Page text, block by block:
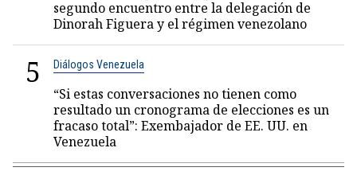
segundo encuentro entre la delegación de
Dinorah Figuera y el régimen venezolano
5 Diálogos Venezuela
“Si estas conversaciones no tienen como
resultado un cronograma de elecciones es un
fracaso total”: Exembajador de EE. UU. en
Venezuela